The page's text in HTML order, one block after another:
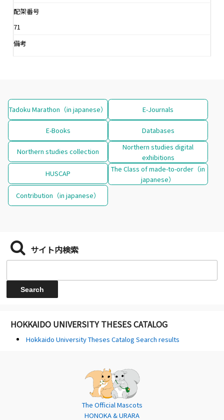
配架番号
71
備考
Tadoku Marathon（in japanese） E-Journals
E-Books Databases
Northern studies collection
Northern studies digital
exhibitions
HUSCAP
The Class of made-to-order（in
japanese）
Contribution（in japanese）
サイト内検索
HOKKAIDO UNIVERSITY THESES CATALOG
Hokkaido University Theses Catalog Search results
The Official Mascots
HONOKA & URARA